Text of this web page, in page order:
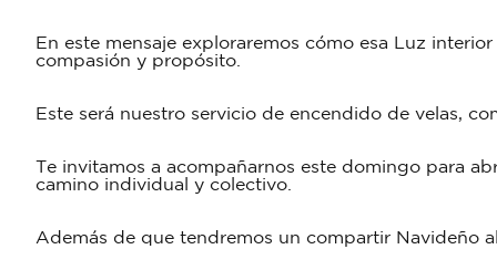
En este mensaje exploraremos cómo esa Luz
compasión y propósito.
Este será nuestro servicio de encendido de velas,
Te invitamos a acompañarnos este domingo para
camino individual y colectivo.
Además de que tendremos un compartir Navideño